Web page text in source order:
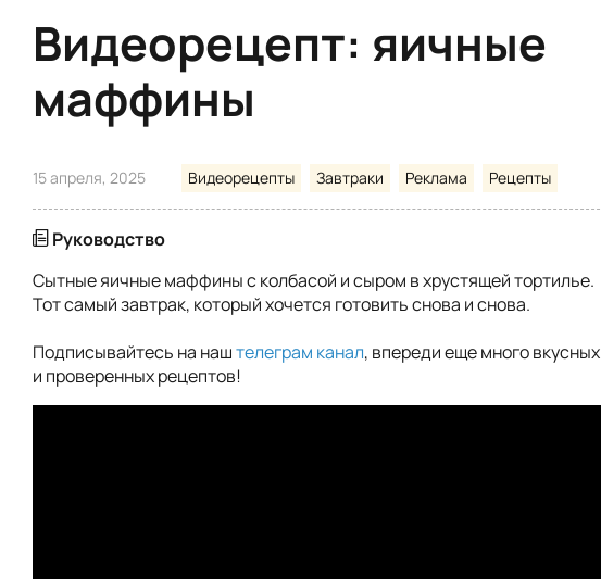
Видеорецепт: яичные
маффины
15 апреля, 2025 Видеорецепты Завтраки Реклама Рецепты
Руководство
Сытные яичные маффины с колбасой и сыром в хрустящей тортилье.
Тот самый завтрак, который хочется готовить снова и снова.
Подписывайтесь на наштелеграм канал, впереди еще много вкусных
и проверенных рецептов!